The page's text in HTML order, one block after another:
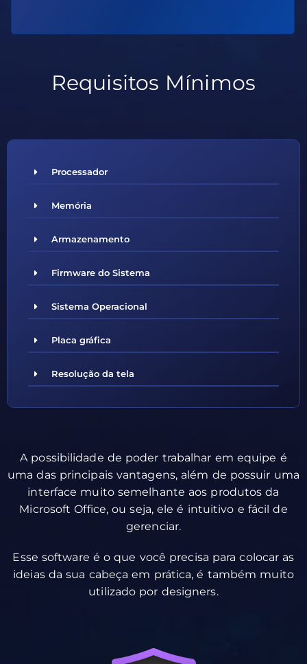
Requisitos Mínimos
Processador
Memória
Armazenamento
Firmware do Sistema
Sistema Operacional
Placa gráfica
Resolução da tela
A possibilidade de poder trabalhar em equipe é
uma das principais vantagens, além de possuir uma
interface muito semelhante aos produtos da
Microsoft Office, ou seja, ele é intuitivo e fácil de
gerenciar.
Esse software é o que você precisa para colocar as
ideias da sua cabeça em prática, é também muito
utilizado por designers.